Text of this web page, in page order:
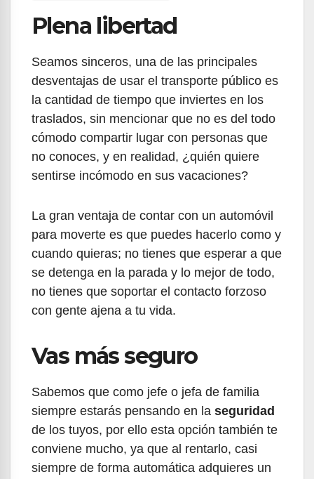
Plena libertad
Seamos sinceros, una de las principales
desventajas de usar el transporte público es
la cantidad de tiempo que inviertes en los
traslados, sin mencionar que no es del todo
cómodo compartir lugar con personas que
no conoces, y en realidad, ¿quién quiere
sentirse incómodo en sus vacaciones?
La gran ventaja de contar con un automóvil
para moverte es que puedes hacerlo como y
cuando quieras; no tienes que esperar a que
se detenga en la parada y lo mejor de todo,
no tienes que soportar el contacto forzoso
con gente ajena a tu vida.
Vas más seguro
Sabemos que como jefe o jefa de familia
siempre estarás pensando en la seguridad
de los tuyos, por ello esta opción también te
conviene mucho, ya que al rentarlo, casi
siempre de forma automática adquieres un